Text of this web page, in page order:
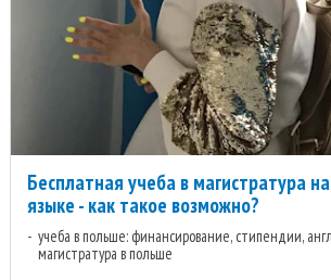
Бесплатная учеба в магистратура
языке - как такое возможно?
учеба в польше: финансирование, стипендии,
магистратура в польше